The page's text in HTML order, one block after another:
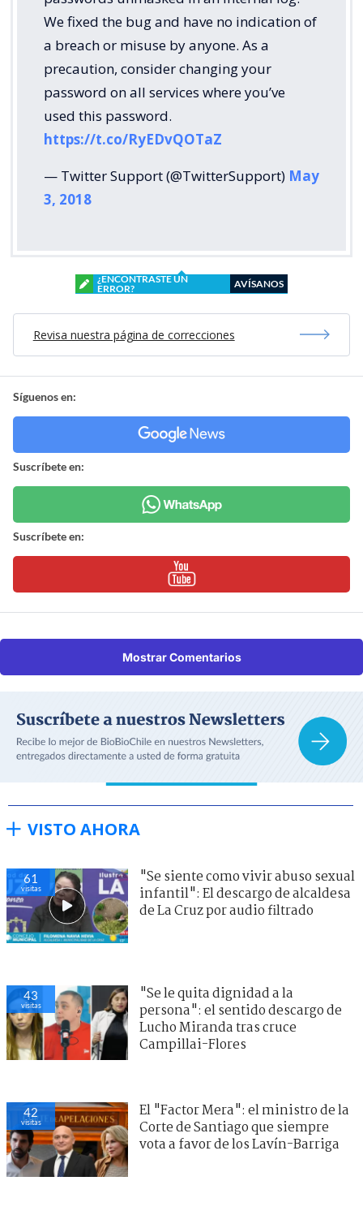
We fixed the bug and have no indication of
a breach or misuse by anyone. As a
precaution, consider changing your
password on all services where you’ve
used this password.
https://t.co/RyEDvQOTaZ
— Twitter Support (@TwitterSupport) May
3, 2018
¿ENCONTRASTE UN
ERROR?
AVÍSANOS
Revisa nuestra página de correcciones
Síguenos en:
Suscríbete en:
Suscríbete en:
Mostrar Comentarios
VISTO AHORA
61
visitas
"Se siente como vivir abuso sexual
infantil": El descargo de alcaldesa
de La Cruz por audio filtrado
43
visitas
"Se le quita dignidad a la
persona": el sentido descargo de
Lucho Miranda tras cruce
Campillai-Flores
42
visitas
El "Factor Mera": el ministro de la
Corte de Santiago que siempre
vota a favor de los Lavín-Barriga